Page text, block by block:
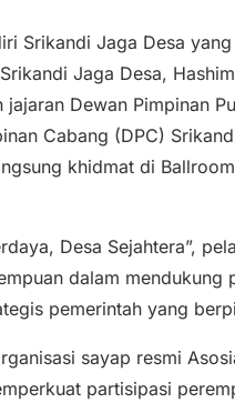
Srikandi Jaga Desa
Jaga Desa,
Dewan Pimpinan
Cabang (DPC)
khidmat di
Desa Sejahtera”,
dalam mendukung
pemerintah yang
sayap resmi
partisipasi